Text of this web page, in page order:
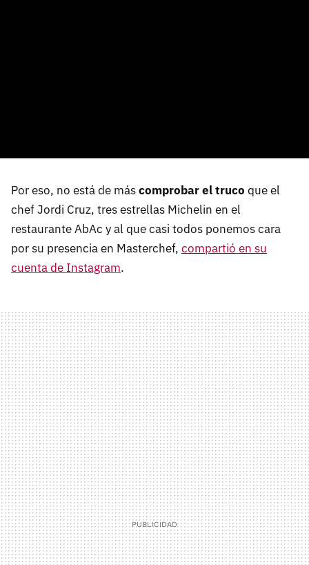
Por eso, no está de máscomprobar el truco que el
chef Jordi Cruz, tres estrellas Michelin en el
restaurante AbAc y al que casi todos ponemos cara
por su presencia en Masterchef, compartió en su
cuenta de Instagram.